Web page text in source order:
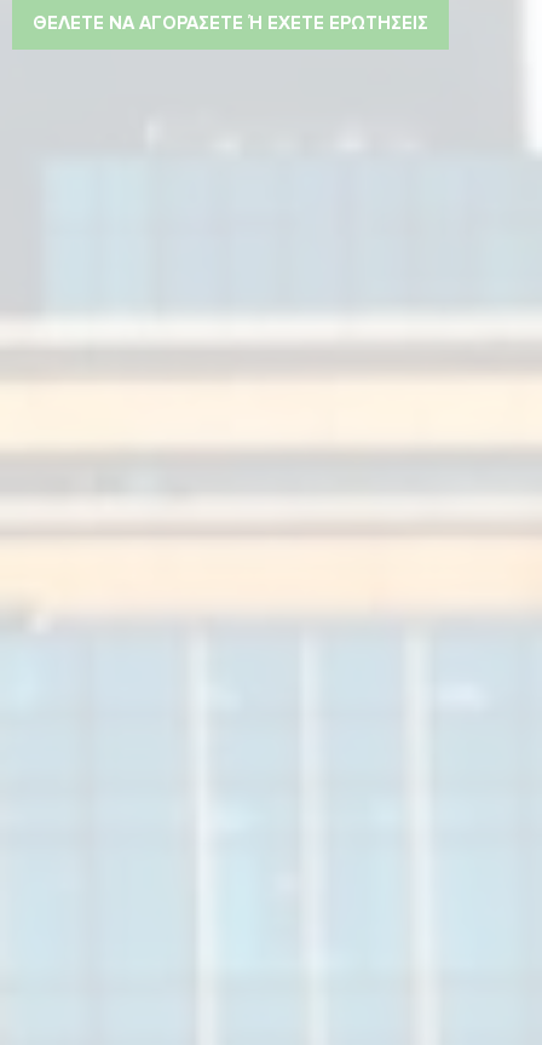
ΘΈΛΕΤΕ ΝΑ ΑΓΟΡΆΣΕΤΕ Ή ΈΧΕΤΕ ΕΡΩΤΉΣΕΙΣ